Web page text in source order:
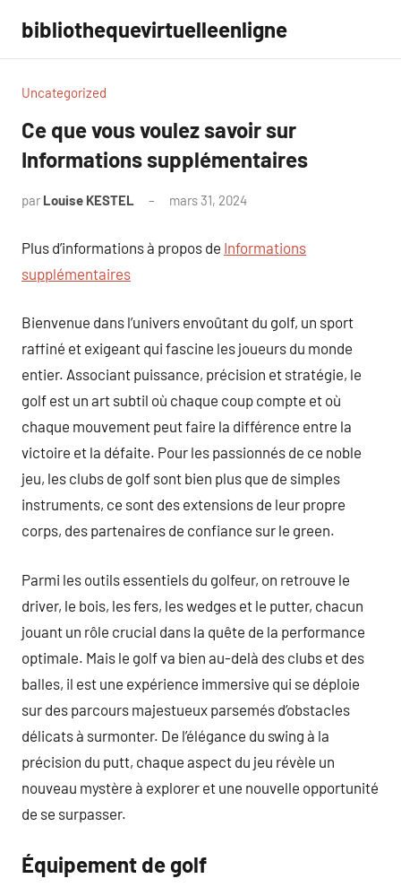
contenu
bibliothequevirtuelleenligne
Uncategorized
Ce que vous voulez savoir sur
Informations supplémentaires
par Louise KESTEL mars 31, 2024
Plus d’informations à propos de Informations
supplémentaires
Bienvenue dans l’univers envoûtant du golf, un sport
raffiné et exigeant qui fascine les joueurs du monde
entier. Associant puissance, précision et stratégie, le
golf est un art subtil où chaque coup compte et où
chaque mouvement peut faire la différence entre la
victoire et la défaite. Pour les passionnés de ce noble
jeu, les clubs de golf sont bien plus que de simples
instruments, ce sont des extensions de leur propre
corps, des partenaires de confiance sur le green.
Parmi les outils essentiels du golfeur, on retrouve le
driver, le bois, les fers, les wedges et le putter, chacun
jouant un rôle crucial dans la quête de la performance
optimale. Mais le golf va bien au-delà des clubs et des
balles, il est une expérience immersive qui se déploie
sur des parcours majestueux parsemés d’obstacles
délicats à surmonter. De l’élégance du swing à la
précision du putt, chaque aspect du jeu révèle un
nouveau mystère à explorer et une nouvelle opportunité
de se surpasser.
Équipement de golf